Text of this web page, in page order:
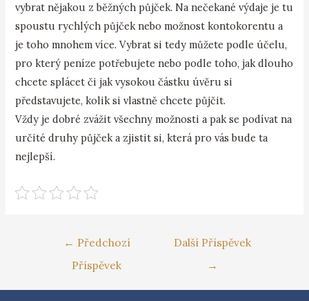
vybrat nějakou z běžných půjček. Na nečekané výdaje je tu
spoustu rychlých půjček nebo možnost kontokorentu a
je toho mnohem více. Vybrat si tedy můžete podle účelu,
pro který peníze potřebujete nebo podle toho, jak dlouho
chcete splácet či jak vysokou částku úvěru si
představujete, kolik si vlastně chcete půjčit.
Vždy je dobré zvážit všechny možnosti a pak se podívat na
určité druhy půjček a zjistit si, která pro vás bude ta
nejlepší.
← Předchozí
Příspěvek
Další Příspěvek
→